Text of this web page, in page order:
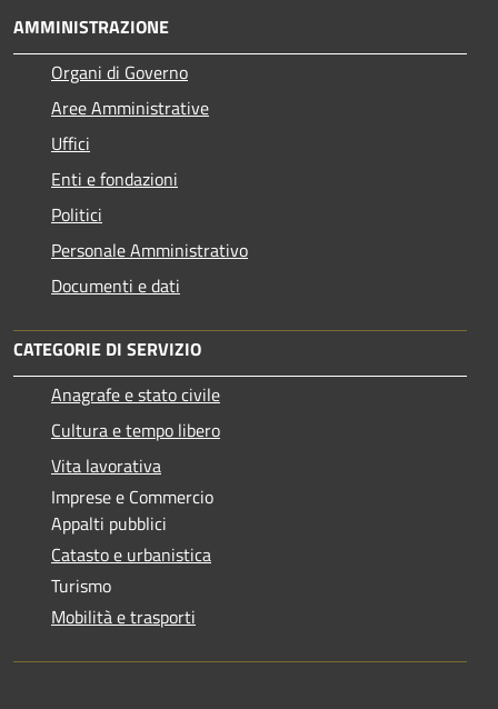
AMMINISTRAZIONE
Organi di Governo
Aree Amministrative
Uffici
Enti e fondazioni
Politici
Personale Amministrativo
Documenti e dati
CATEGORIE DI SERVIZIO
Anagrafe e stato civile
Cultura e tempo libero
Vita lavorativa
Imprese e Commercio
Appalti pubblici
Catasto e urbanistica
Turismo
Mobilità e trasporti